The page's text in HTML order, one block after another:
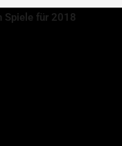
Spiele für 2018